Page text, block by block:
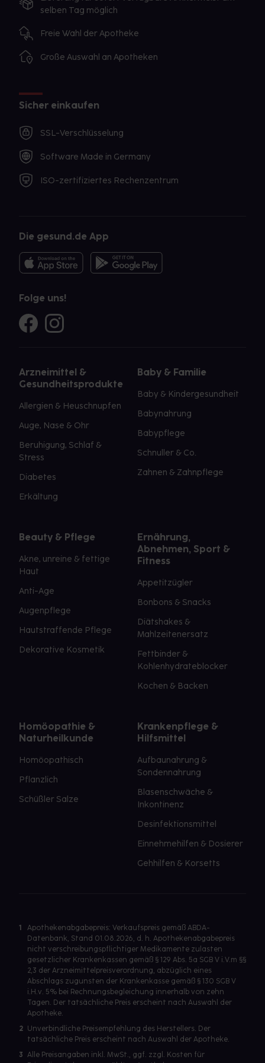
selben Tag möglich
Freie Wahl der Apotheke
Große Auswahl an Apotheken
Sicher einkaufen
SSL-Verschlüsselung
Software Made in Germany
ISO-zertifiziertes Rechenzentrum
Die gesund.de App
Folge uns!
Arzneimittel &
Gesundheitsprodukte
Allergien & Heuschnupfen
Auge, Nase & Ohr
Beruhigung, Schlaf &
Stress
Diabetes
Erkältung
Baby & Familie
Baby & Kindergesundheit
Babynahrung
Babypflege
Schnuller & Co.
Zahnen & Zahnpflege
Beauty & Pflege
Akne, unreine & fettige
Haut
Anti-Age
Augenpflege
Hautstraffende Pflege
Dekorative Kosmetik
Ernährung,
Abnehmen, Sport &
Fitness
Appetitzügler
Bonbons & Snacks
Diätshakes &
Mahlzeitenersatz
Fettbinder &
Kohlenhydrateblocker
Kochen & Backen
Homöopathie &
Naturheilkunde
Homöopathisch
Pflanzlich
Schüßler Salze
Krankenpflege &
Hilfsmittel
Aufbaunahrung &
Sondennahrung
Blasenschwäche &
Inkontinenz
Desinfektionsmittel
Einnehmehilfen & Dosierer
Gehhilfen & Korsetts
1
Apothekenabgabepreis: Verkaufspreis gemäß ABDA-
Datenbank, Stand 01.08.2026, d. h. Apothekenabgabepreis
nicht verschreibungspflichtiger Medikamente zulasten
gesetzlicher Krankenkassen gemäß § 129 Abs. 5a SGB V i.V.m §§
2,3 der Arzneimittelpreisverordnung, abzüglich eines
Abschlags zugunsten der Krankenkasse gemäß § 130 SGB V
i.H.v. 5% bei Rechnungsbegleichung innerhalb von zehn
Tagen. Der tatsächliche Preis erscheint nach Auswahl der
Apotheke.
2 Unverbindliche Preisempfehlung des Herstellers. Der
tatsächliche Preis erscheint nach Auswahl der Apotheke.
3 Alle Preisangaben inkl. MwSt., ggf. zzgl. Kosten für